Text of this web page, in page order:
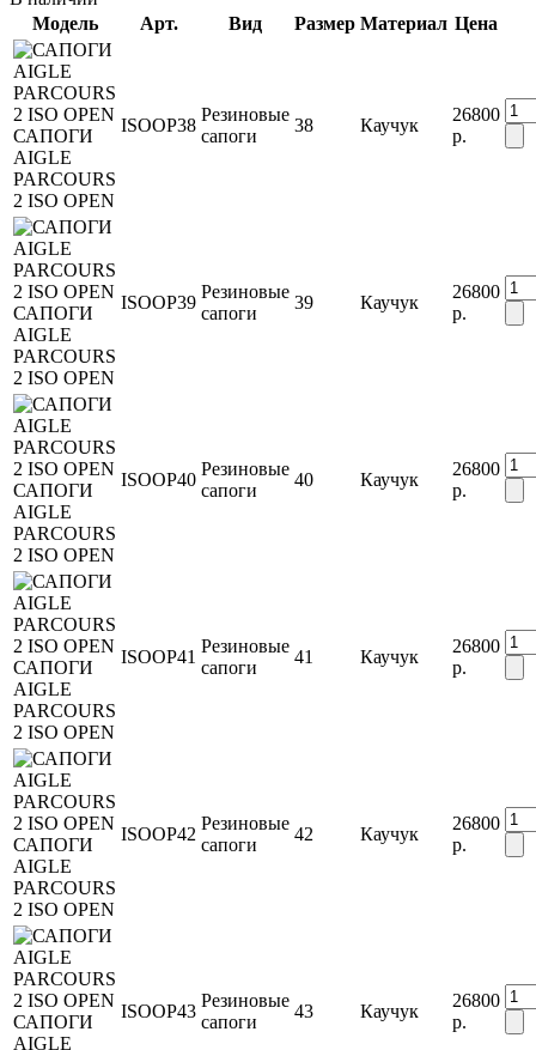
Модель
Арт. Вид Размер Материал Цена
САПОГИ
AIGLE
PARCOURS
2 ISO OPEN
ISOOP38
Резиновые
сапоги
38 Каучук
26800
р.
САПОГИ
AIGLE
PARCOURS
2 ISO OPEN
ISOOP39
Резиновые
сапоги
39 Каучук
26800
р.
САПОГИ
AIGLE
PARCOURS
2 ISO OPEN
ISOOP40
Резиновые
сапоги
40 Каучук
26800
р.
САПОГИ
AIGLE
PARCOURS
2 ISO OPEN
ISOOP41
Резиновые
сапоги
41 Каучук
26800
р.
САПОГИ
AIGLE
PARCOURS
2 ISO OPEN
ISOOP42
Резиновые
сапоги
42 Каучук
26800
р.
САПОГИ
AIGLE
ISOOP43
Резиновые
сапоги
43 Каучук
26800
р.